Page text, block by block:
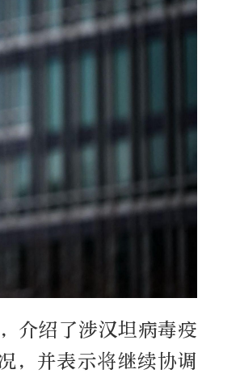
介绍了涉汉坦病毒疫
，并表示将继续协调